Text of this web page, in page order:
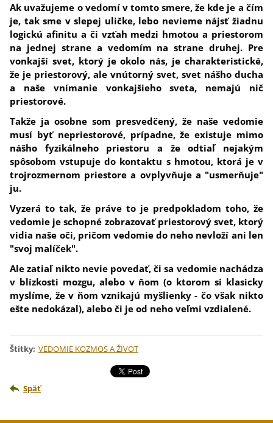
Ak uvažujeme o vedomí v tomto smere, že kde je a čím
je, tak sme v slepej uličke, lebo nevieme nájsť žiadnu
logickú afinitu a či vzťah medzi hmotou a priestorom
na jednej strane a vedomím na strane druhej. Pre
vonkajší svet, ktorý je okolo nás, je charakteristické,
že je priestorový, ale vnútorný svet, svet nášho ducha
a naše vnímanie vonkajšieho sveta, nemajú nič
priestorové.
Takže ja osobne som presvedčený, že naše vedomie
musí byť nepriestorové, prípadne, že existuje mimo
nášho fyzikálneho priestoru a že odtiaľ nejakým
spôsobom vstupuje do kontaktu s hmotou, ktorá je v
trojrozmernom priestore a ovplyvňuje a "usmerňuje"
ju.
Vyzerá to tak, že práve to je predpokladom toho, že
vedomie je schopné zobrazovať priestorový svet, ktorý
vidia naše oči, pričom vedomie do neho nevloží ani len
"svoj malíček".
Alezatiaľ nikto nevie povedať, či sa vedomie nachádza
v blízkosti mozgu, alebo v ňom (o ktorom si klasicky
myslíme, že v ňom vznikajú myšlienky - čo však nikto
ešte nedokázal), alebo či je od neho veľmi vzdialené.
Štítky: VEDOMIE KOZMOS A ŽIVOT
Späť